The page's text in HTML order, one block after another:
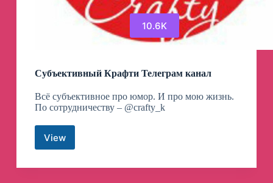
10.6K
Субъективный Крафти Телеграм канал
Всё субъективное про юмор. И про мою жизнь.
По сотрудничеству – @crafty_k
ViewСубъективный
Телеграм